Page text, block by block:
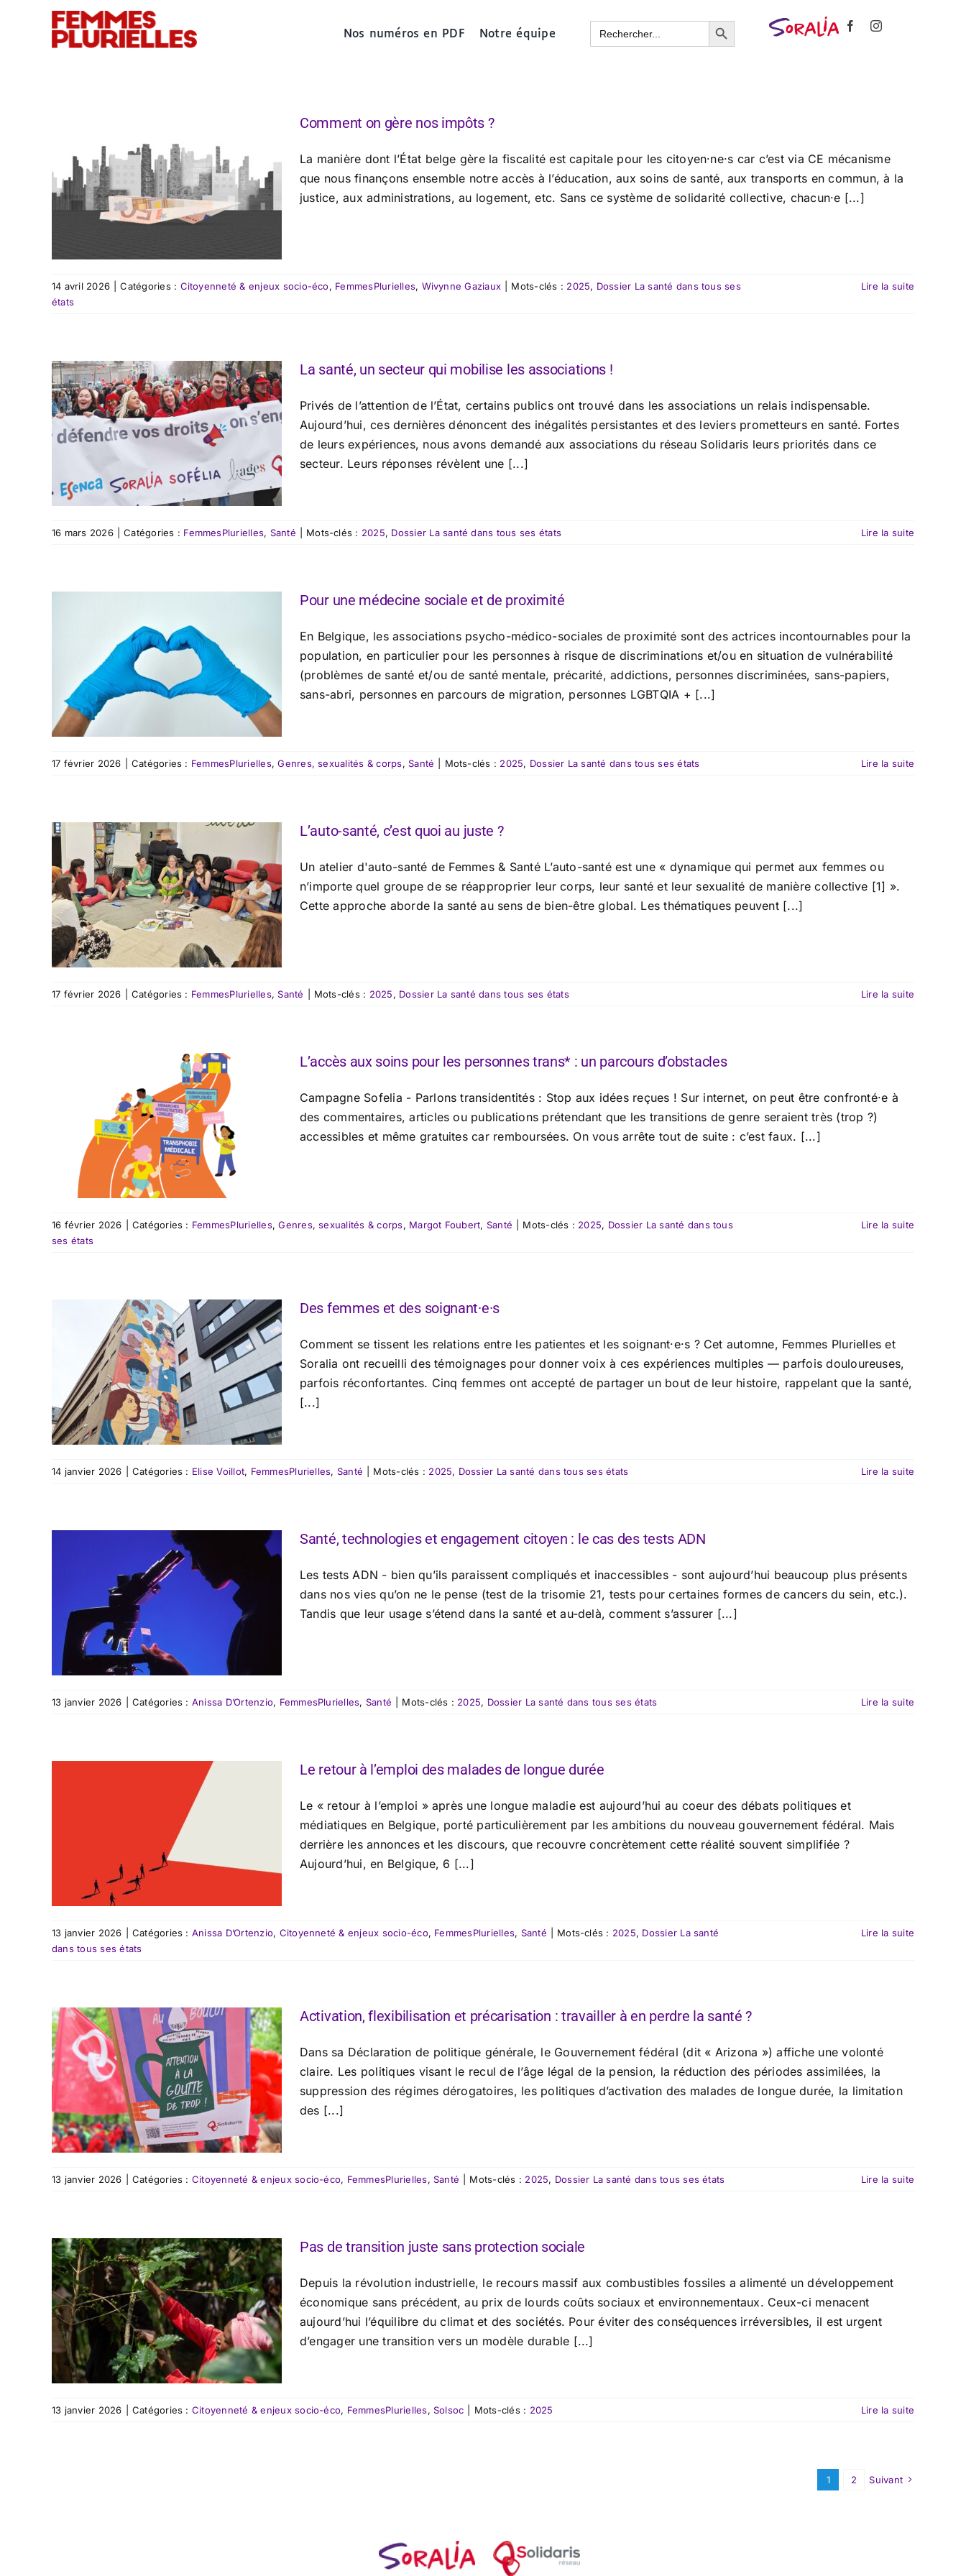
Nos numéros en PDF Notre équipe
Search
for:
Search Button
Comment on gère nos impôts ?
La manière dont l’État belge gère la fiscalité est capitale pour les citoyen·ne·s car c’est via CE mécanisme
que nous finançons ensemble notre accès à l’éducation, aux soins de santé, aux transports en commun, à la
justice, aux administrations, au logement, etc. Sans ce système de solidarité collective, chacun·e [...]
14 avril 2026 Catégories : Citoyenneté & enjeux socio-éco, FemmesPlurielles, Wivynne Gaziaux Mots-clés : 2025, Dossier La santé dans tous ses
états
Lire la suite
La santé, un secteur qui mobilise les associations !
Privés de l’attention de l’État, certains publics ont trouvé dans les associations un relais indispensable.
Aujourd’hui, ces dernières dénoncent des inégalités persistantes et des leviers prometteurs en santé. Fortes
de leurs expériences, nous avons demandé aux associations du réseau Solidaris leurs priorités dans ce
secteur. Leurs réponses révèlent une [...]
16 mars 2026 Catégories : FemmesPlurielles, Santé Mots-clés : 2025, Dossier La santé dans tous ses états Lire la suite
Pour une médecine sociale et de proximité
En Belgique, les associations psycho-médico-sociales de proximité sont des actrices incontournables pour la
population, en particulier pour les personnes à risque de discriminations et/ou en situation de vulnérabilité
(problèmes de santé et/ou de santé mentale, précarité, addictions, personnes discriminées, sans-papiers,
sans-abri, personnes en parcours de migration, personnes LGBTQIA + [...]
17 février 2026 Catégories : FemmesPlurielles,Genres, sexualités & corps,Santé Mots-clés : 2025, Dossier La santé dans tous ses états Lire la suite
L’auto-santé, c’est quoi au juste ?
Un atelier d'auto-santé de Femmes & Santé L’auto-santé est une « dynamique qui permet aux femmes ou
n’importe quel groupe de se réapproprier leur corps, leur santé et leur sexualité de manière collective [1] ».
Cette approche aborde la santé au sens de bien-être global. Les thématiques peuvent [...]
17 février 2026 Catégories : FemmesPlurielles,Santé Mots-clés : 2025, Dossier La santé dans tous ses états Lire la suite
L’accès aux soins pour les personnes trans* : un parcours d’obstacles
Campagne Sofelia - Parlons transidentités : Stop aux idées reçues ! Sur internet, on peut être confronté·e à
des commentaires, articles ou publications prétendant que les transitions de genre seraient très (trop ?)
accessibles et même gratuites car remboursées. On vous arrête tout de suite : c’est faux. [...]
16 février 2026 Catégories : FemmesPlurielles,Genres, sexualités & corps, Margot Foubert, Santé Mots-clés : 2025, Dossier La santé dans tous
ses états
Lire la suite
Des femmes et des soignant·e·s
Comment se tissent les relations entre les patientes et les soignant·e·s ? Cet automne, Femmes Plurielles et
Soralia ont recueilli des témoignages pour donner voix à ces expériences multiples — parfois douloureuses,
parfois réconfortantes. Cinq femmes ont accepté de partager un bout de leur histoire, rappelant que la santé,
[...]
14 janvier 2026 Catégories : Elise Voillot, FemmesPlurielles, Santé Mots-clés : 2025, Dossier La santé dans tous ses états Lire la suite
Santé, technologies et engagement citoyen : le cas des tests ADN
Les tests ADN - bien qu’ils paraissent compliqués et inaccessibles - sont aujourd’hui beaucoup plus présents
dans nos vies qu’on ne le pense (test de la trisomie 21, tests pour certaines formes de cancers du sein, etc.).
Tandis que leur usage s’étend dans la santé et au-delà, comment s’assurer [...]
13 janvier 2026 Catégories : Anissa D’Ortenzio, FemmesPlurielles, Santé Mots-clés : 2025, Dossier La santé dans tous ses états Lire la suite
Le retour à l’emploi des malades de longue durée
Le « retour à l’emploi » après une longue maladie est aujourd’hui au coeur des débats politiques et
médiatiques en Belgique, porté particulièrement par les ambitions du nouveau gouvernement fédéral. Mais
derrière les annonces et les discours, que recouvre concrètement cette réalité souvent simplifiée ?
Aujourd’hui, en Belgique, 6 [...]
13 janvier 2026 Catégories : Anissa D’Ortenzio, Citoyenneté & enjeux socio-éco, FemmesPlurielles, Santé Mots-clés : 2025, Dossier La santé
dans tous ses états
Lire la suite
Activation, flexibilisation et précarisation : travailler à en perdre la santé ?
Dans sa Déclaration de politique générale, le Gouvernement fédéral (dit « Arizona ») affiche une volonté
claire. Les politiques visant le recul de l’âge légal de la pension, la réduction des périodes assimilées, la
suppression des régimes dérogatoires, les politiques d’activation des malades de longue durée, la limitation
des [...]
13 janvier 2026 Catégories : Citoyenneté & enjeux socio-éco, FemmesPlurielles, Santé Mots-clés : 2025, Dossier La santé dans tous ses états Lire la suite
Pas de transition juste sans protection sociale
Depuis la révolution industrielle, le recours massif aux combustibles fossiles a alimenté un développement
économique sans précédent, au prix de lourds coûts sociaux et environnementaux. Ceux-ci menacent
aujourd’hui l’équilibre du climat et des sociétés. Pour éviter des conséquences irréversibles, il est urgent
d’engager une transition vers un modèle durable [...]
13 janvier 2026 Catégories : Citoyenneté & enjeux socio-éco, FemmesPlurielles, Solsoc Mots-clés : 2025 Lire la suite
1 2 Suivant